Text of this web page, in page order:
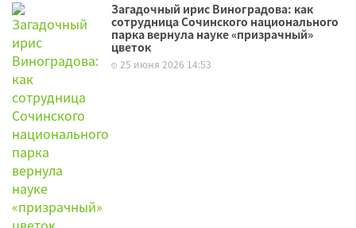
Загадочный ирис Виноградова: как
сотрудница Сочинского национального
парка вернула науке «призрачный»
цветок
25 июня 2026 14:53